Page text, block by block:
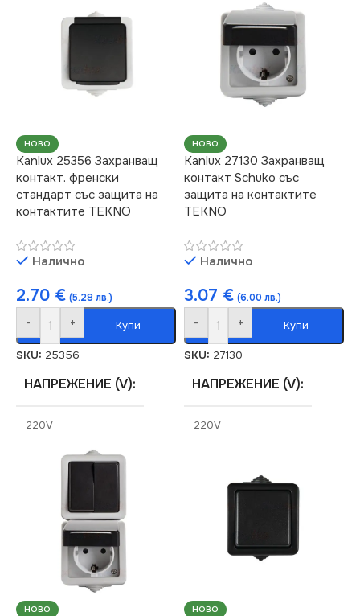
НОВО
Kanlux 25356 Захранващ
контакт. френски
стандарт със защита на
контактите TEKNO
Налично
2.70 € (5.28 лв.)
- + Купи
SKU: 25356
НАПРЕЖЕНИЕ (V)
220V
СТЕПЕН НА ЗАЩИТА
МАРКА
НОВО
Kanlux 27130 Захранващ
контакт Schuko със
защита на контактите
TEKNO
Налично
3.07 € (6.00 лв.)
- + Купи
SKU: 27130
НАПРЕЖЕНИЕ (V)
220V
СТЕПЕН НА ЗАЩИТА
МАРКА
НОВО НОВО